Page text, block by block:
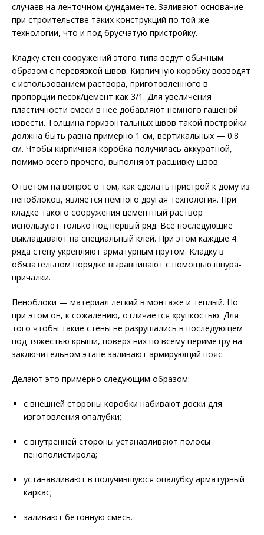
случаев на ленточном фундаменте. Заливают основание
при строительстве таких конструкций по той же
технологии, что и под брусчатую пристройку.
Кладку стен сооружений этого типа ведут обычным
образом с перевязкой швов. Кирпичную коробку возводят
с использованием раствора, приготовленного в
пропорции песок/цемент как 3/1. Для увеличения
пластичности смеси в нее добавляют немного гашеной
извести. Толщина горизонтальных швов такой постройки
должна быть равна примерно 1 см, вертикальных — 0.8
см. Чтобы кирпичная коробка получилась аккуратной,
помимо всего прочего, выполняют расшивку швов.
Ответом на вопрос о том, как сделать пристрой к дому из
пеноблоков, является немного другая технология. При
кладке такого сооружения цементный раствор
используют только под первый ряд. Все последующие
выкладывают на специальный клей. При этом каждые 4
ряда стену укрепляют арматурным прутом. Кладку в
обязательном порядке выравнивают с помощью шнура-
причалки.
Пеноблоки — материал легкий в монтаже и теплый. Но
при этом он, к сожалению, отличается хрупкостью. Для
того чтобы такие стены не разрушались в последующем
под тяжестью крыши, поверх них по всему периметру на
заключительном этапе заливают армирующий пояс.
Делают это примерно следующим образом:
с внешней стороны коробки набивают доски для
изготовления опалубки;
с внутренней стороны устанавливают полосы
пенополистирола;
устанавливают в получившуюся опалубку арматурный
каркас;
заливают бетонную смесь.